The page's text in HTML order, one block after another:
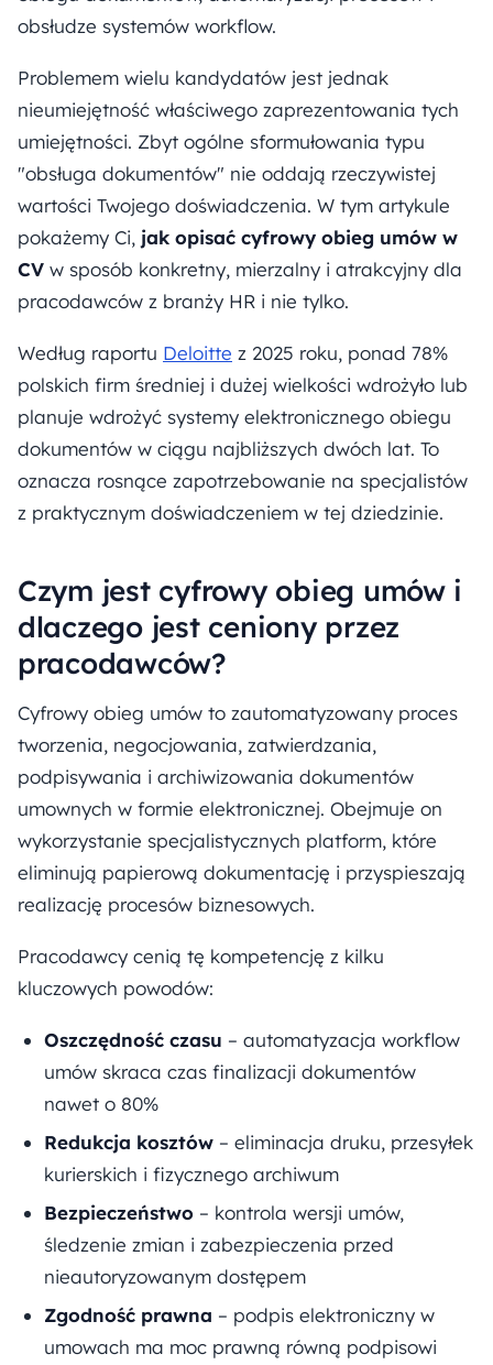
obsłudze systemów workflow.
Problemem wielu kandydatów jest jednak
nieumiejętność właściwego zaprezentowania tych
umiejętności. Zbyt ogólne sformułowania typu
"obsługa dokumentów" nie oddają rzeczywistej
wartości Twojego doświadczenia. W tym artykule
pokażemy Ci, jak opisać cyfrowy obieg umów w
CV w sposób konkretny, mierzalny i atrakcyjny dla
pracodawców z branży HR i nie tylko.
Według raportu Deloitte z 2025 roku, ponad 78%
polskich firm średniej i dużej wielkości wdrożyło lub
planuje wdrożyć systemy elektronicznego obiegu
dokumentów w ciągu najbliższych dwóch lat. To
oznacza rosnące zapotrzebowanie na specjalistów
z praktycznym doświadczeniem w tej dziedzinie.
Czym jest cyfrowy obieg umów i
dlaczego jest ceniony przez
pracodawców?
Cyfrowy obieg umów to zautomatyzowany proces
tworzenia, negocjowania, zatwierdzania,
podpisywania i archiwizowania dokumentów
umownych w formie elektronicznej. Obejmuje on
wykorzystanie specjalistycznych platform, które
eliminują papierową dokumentację i przyspieszają
realizację procesów biznesowych.
Pracodawcy cenią tę kompetencję z kilku
kluczowych powodów:
Oszczędność czasu – automatyzacja workflow
umów skraca czas finalizacji dokumentów
nawet o 80%
Redukcja kosztów – eliminacja druku, przesyłek
kurierskich i fizycznego archiwum
Bezpieczeństwo – kontrola wersji umów,
śledzenie zmian i zabezpieczenia przed
nieautoryzowanym dostępem
Zgodność prawna – podpis elektroniczny w
umowach ma moc prawną równą podpisowi